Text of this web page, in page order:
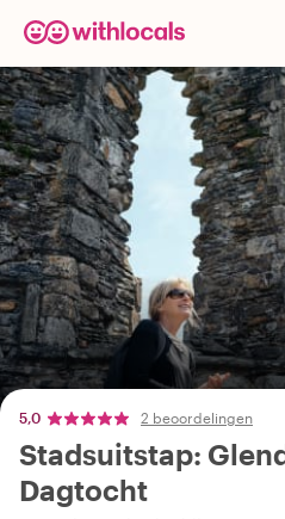
5,0 2 beoordelingen
Stadsuitstap:
Dagtocht